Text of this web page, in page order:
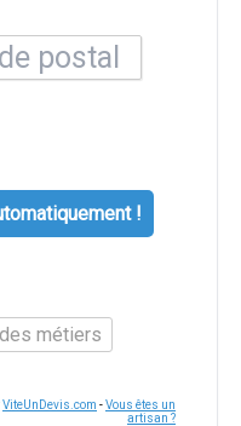
!
métiers
ViteUnDevis.com -Vous êtes un
artisan ?